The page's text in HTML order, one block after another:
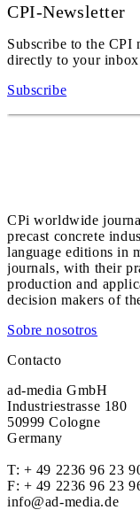
CPI-Newsletter
Subscribe to the CPI
directly to your
Subscribe
CPi worldwide
precast concrete
language editions in
journals, with their
production and
decision makers of
Sobre nosotros
Contacto
ad-media GmbH
Industriestrasse 180
50999 Cologne
Germany
T: + 49 2236 96 23
F: + 49 2236 96 23
info@ad-media.de